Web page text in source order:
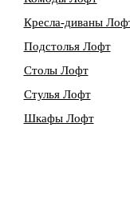
Кресла-диваны
Подстолья Лофт
Столы Лофт
Стулья Лофт
Шкафы Лофт